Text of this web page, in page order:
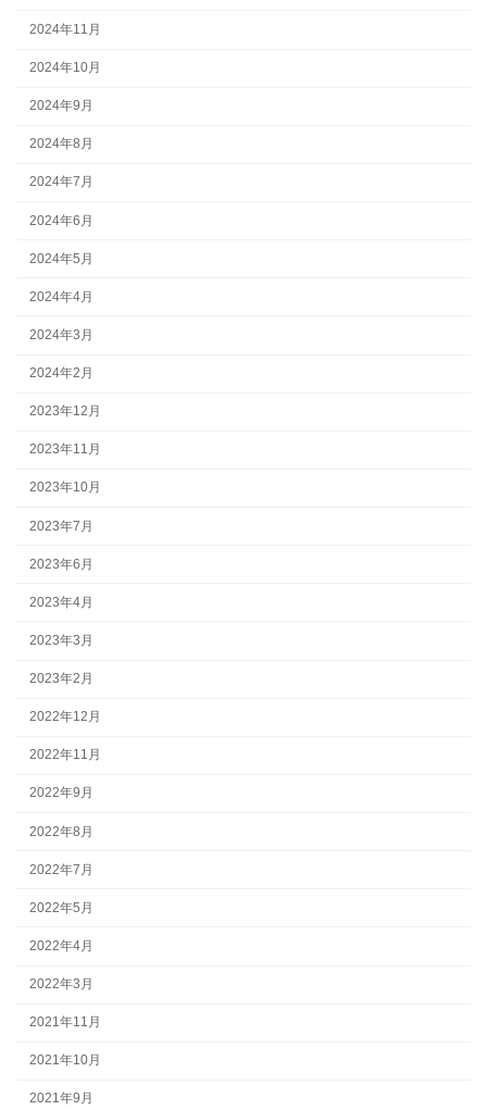
2024年11月
2024年10月
2024年9月
2024年8月
2024年7月
2024年6月
2024年5月
2024年4月
2024年3月
2024年2月
2023年12月
2023年11月
2023年10月
2023年7月
2023年6月
2023年4月
2023年3月
2023年2月
2022年12月
2022年11月
2022年9月
2022年8月
2022年7月
2022年5月
2022年4月
2022年3月
2021年11月
2021年10月
2021年9月